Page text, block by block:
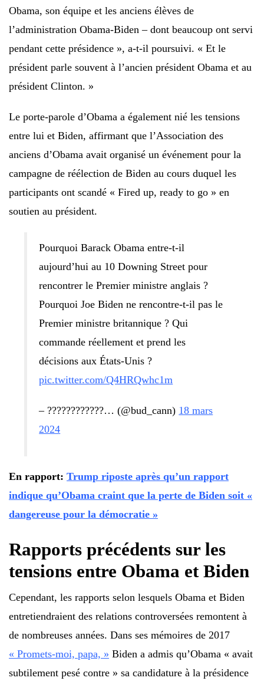
Obama, son équipe et les anciens élèves de
l’administration Obama-Biden – dont beaucoup ont servi
pendant cette présidence », a-t-il poursuivi. « Et le
président parle souvent à l’ancien président Obama et au
président Clinton. »
Le porte-parole d’Obama a également nié les tensions
entre lui et Biden, affirmant que l’Association des
anciens d’Obama avait organisé un événement pour la
campagne de réélection de Biden au cours duquel les
participants ont scandé « Fired up, ready to go » en
soutien au président.
Pourquoi Barack Obama entre-t-il
aujourd’hui au 10 Downing Street pour
rencontrer le Premier ministre anglais ?
Pourquoi Joe Biden ne rencontre-t-il pas le
Premier ministre britannique ? Qui
commande réellement et prend les
décisions aux États-Unis ?
pic.twitter.com/Q4HRQwhc1m
– ????????????… (@bud_cann) 18 mars
2024
En rapport: Trump riposte après qu’un rapport
indique qu’Obama craint que la perte de Biden soit «
dangereuse pour la démocratie »
Rapports précédents sur les
tensions entre Obama et Biden
Cependant, les rapports selon lesquels Obama et Biden
entretiendraient des relations controversées remontent à
de nombreuses années. Dans ses mémoires de 2017
« Promets-moi, papa, » Biden a admis qu’Obama « avait
subtilement pesé contre » sa candidature à la présidence